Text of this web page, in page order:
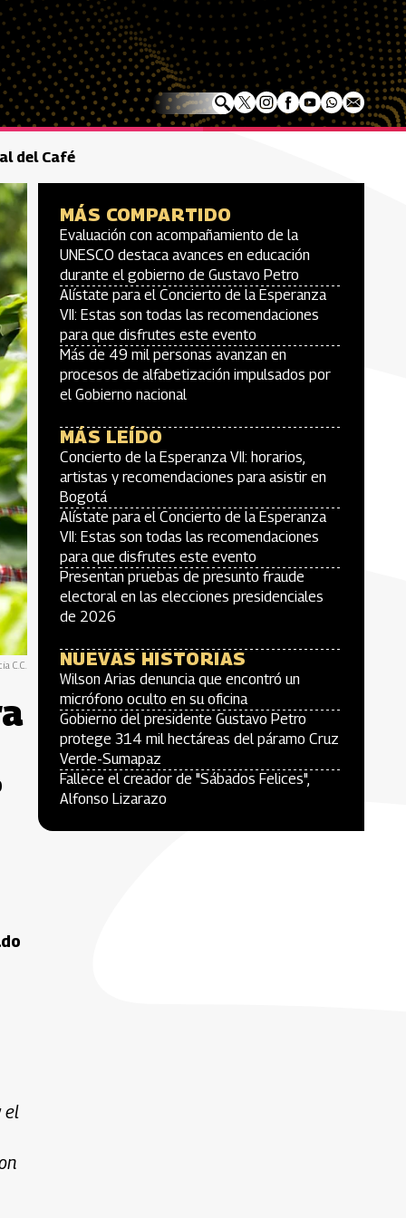
del Café
C.C.
el
MÁS COMPARTIDO
Evaluación con acompañamiento de la
UNESCO destaca avances en educación
durante el gobierno de Gustavo Petro
Alístate para el Concierto de la Esperanza
VII: Estas son todas las recomendaciones
para que disfrutes este evento
Más de 49 mil personas avanzan en
procesos de alfabetización impulsados por
el Gobierno nacional
MÁS LEÍDO
Concierto de la Esperanza VII: horarios,
artistas y recomendaciones para asistir en
Bogotá
Alístate para el Concierto de la Esperanza
VII: Estas son todas las recomendaciones
para que disfrutes este evento
Presentan pruebas de presunto fraude
electoral en las elecciones presidenciales
de 2026
NUEVAS HISTORIAS
Wilson Arias denuncia que encontró un
micrófono oculto en su oficina
Gobierno del presidente Gustavo Petro
protege 314 mil hectáreas del páramo Cruz
Verde-Sumapaz
Fallece el creador de "Sábados Felices",
Alfonso Lizarazo